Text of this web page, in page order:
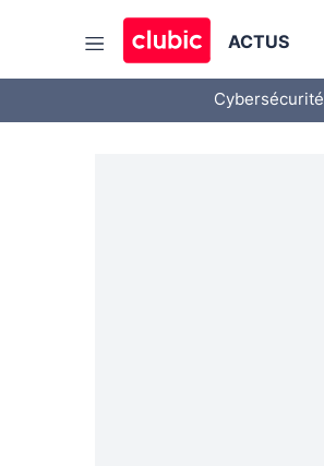
ACTUS
Cybersécurité